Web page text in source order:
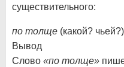
существительного:
по толще (какой? чьей?)
Вывод
Слово «по толще»